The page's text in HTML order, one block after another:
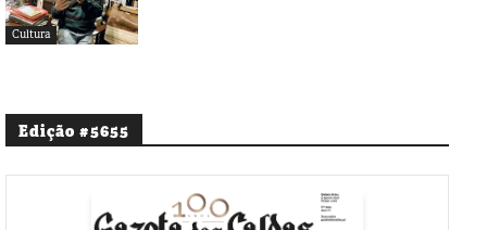
Cultura
Edição #5655